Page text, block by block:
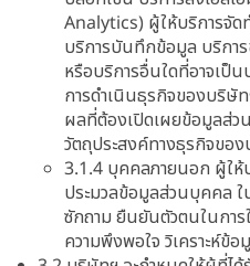
Analytics) ผู้ให้บริการจัด
บริการบันทึกข้อมูล บริกา
หรือบริการอื่นใดที่อาจเป็
การดำเนินธุรกิจของบริษั
ผลที่ต้องเปิดเผยข้อมูลส่ว
วัตถุประสงค์ทางธุรกิจขอ
3.1.4 บุคคลภายนอก ผู้ให้
ประมวลข้อมูลส่วนบุคคล ใ
ซักถาม ยืนยันตัวตนในการ
ความพึงพอใจ วิเคราะห์ข้อ